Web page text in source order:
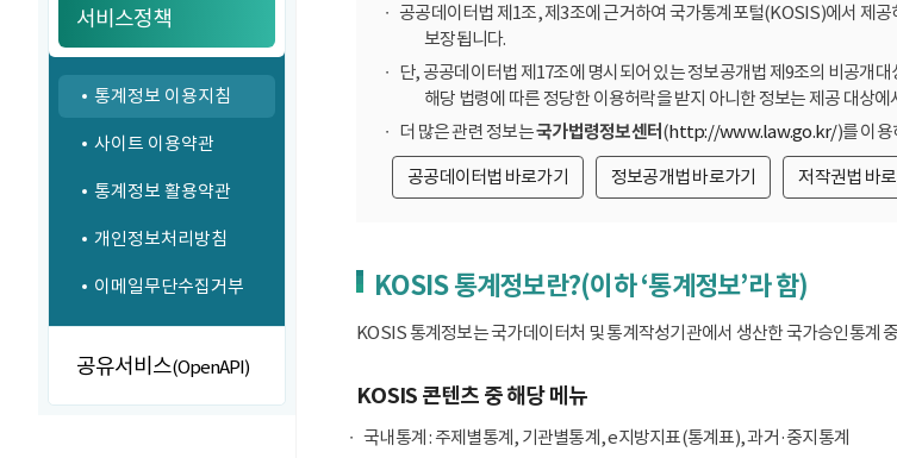
서비스정책
통계정보 이용지침
사이트 이용약관
통계정보 활용약관
개인정보처리방침
이메일무단수집거부
공유서비스(OpenAPI)
공공데이터법 제1조, 제3조에 근거하여 국가통계포털(KOSIS)에서 제
보장됩니다.
단, 공공데이터법 제17조에 명시되어 있는 정보공개법 제9조의 비공개
해당 법령에 따른 정당한 이용허락을 받지 아니한 정보는 제공 대상에
더 많은 관련 정보는국가법령정보센터(http://www.law.go.kr/)를 이용
공공데이터법 바로가기
정보공개법 바로가기 저작권법 바
KOSIS 통계정보란?(이하 ‘통계정보’라 함)
KOSIS 통계정보는 국가데이터처 및 통계작성기관에서 생산한 국가승인통
KOSIS 콘텐츠 중 해당 메뉴
국내통계 : 주제별통계, 기관별통계, e지방지표(통계표), 과거·중지통계